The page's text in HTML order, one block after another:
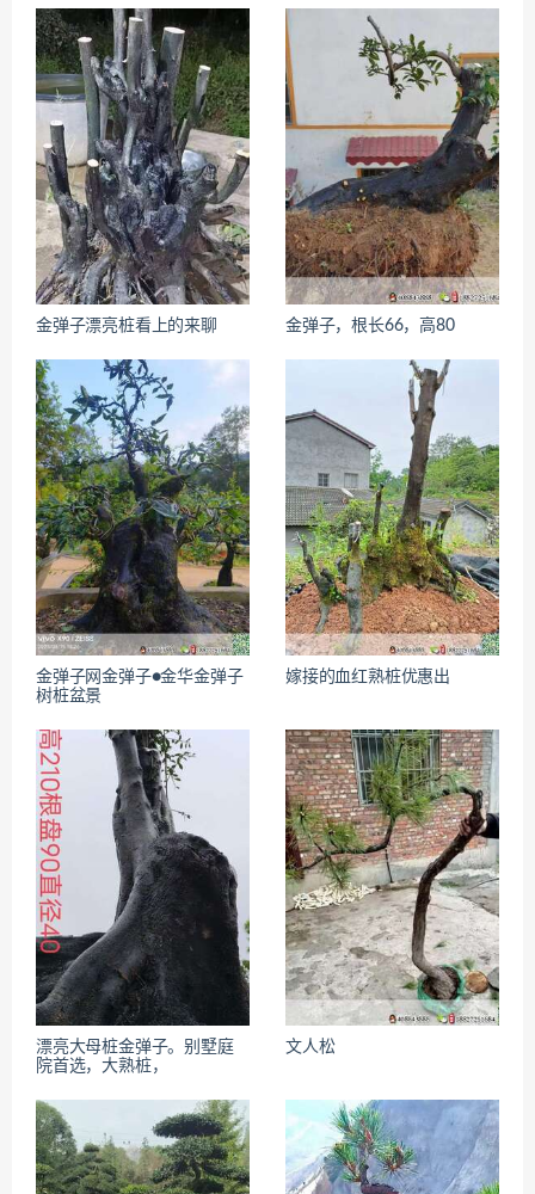
金弹子漂亮桩看上的来聊 金弹子，根长66，高80
金弹子网金弹子●金华金弹子
树桩盆景
嫁接的血红熟桩优惠出
漂亮大母桩金弹子。别墅庭
院首选，大熟桩，
文人松